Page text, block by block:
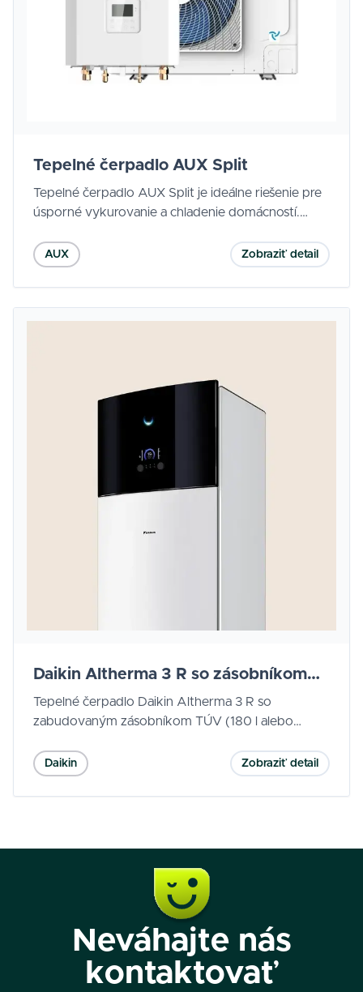
Tepelné čerpadlo AUX Split
Tepelné čerpadlo AUX Split je ideálne riešenie pre
úsporné vykurovanie a chladenie domácností.
prevádzkou a moderným dizajnom. Vďaka
invertorovej technológii a spoľahlivému výkonu
zabezpečí komfort počas celého roka.
AUX Zobraziť detail
Daikin Altherma 3 R so zásobníkom
TÚV
Tepelné čerpadlo Daikin Altherma 3 R so
zabudovaným zásobníkom TÚV (180 l alebo
vykurovanie, chladenie a prípravu teplej vody.
Vďaka vysokému výkonu, energetickej triede
A+++ a možnosti riadenia dvoch teplotných zón je
Daikin Zobraziť detail
Neváhajte nás
kontaktovať